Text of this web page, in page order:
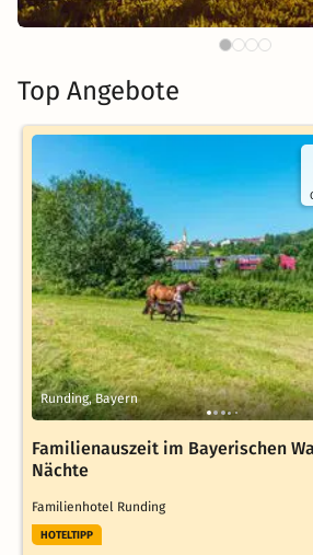
Top Angebote
Runding, Bayern
Familienauszeit im Bayerischen
Nächte
Familienhotel Runding
HOTELTIPP